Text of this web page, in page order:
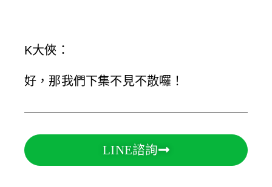
K大俠 ：
好，那我們下集不見不散囉！
LINE諮詢